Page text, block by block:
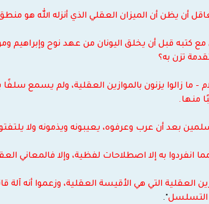
أن يظن أن الميزان العقلي الذي أنزله الله هو
مع كتبه قبل أن يخلق اليونان من عهد نوح
تزن به؟
- ما زالوا يزنون بالموازين العقلية، ولم يسمع
منها.
بعد أن عرب وعرفوه، يعيبونه ويذمونه ولا
انفردوا به إلا اصطلاحات لفظية، وإلا فالمعاني
العقلية التي هي الأقيسة العقلية، وزعموا أنه
التسلسل".